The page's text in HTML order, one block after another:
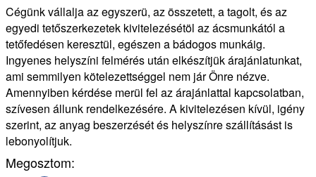
Cégünk vállalja az egyszerü, az összetett, a tagolt, és az
egyedi tetőszerkezetek kivitelezésétöl az ácsmunkától a
tetőfedésen keresztül, egészen a bádogos munkáig.
Ingyenes helyszíni felmérés után elkészítjük árajánlatunkat,
ami semmilyen kötelezettséggel nem jár Önre nézve.
Amennyiben kérdése merül fel az árajánlattal kapcsolatban,
szívesen állunk rendelkezésére. A kivitelezésen kívül, igény
szerint, az anyag beszerzését és helyszínre szállításást is
lebonyolítjuk.
Megosztom: